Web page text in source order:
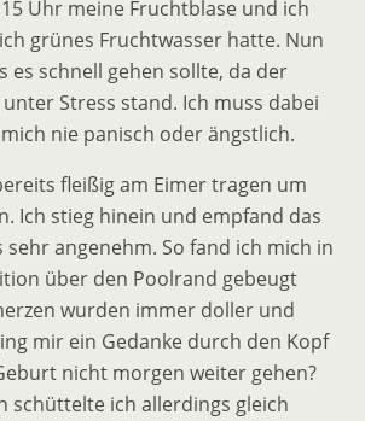
Uhr meine Fruchtblase und ich
grünes Fruchtwasser hatte. Nun
es schnell gehen sollte, da der
Stress stand. Ich muss dabei
nie panisch oder ängstlich.
fleißig am Eimer tragen um
Ich stieg hinein und empfand das
sehr angenehm. So fand ich mich in
über den Poolrand gebeugt
wurden immer doller und
mir ein Gedanke durch den Kopf
nicht morgen weiter gehen?
schüttelte ich allerdings gleich